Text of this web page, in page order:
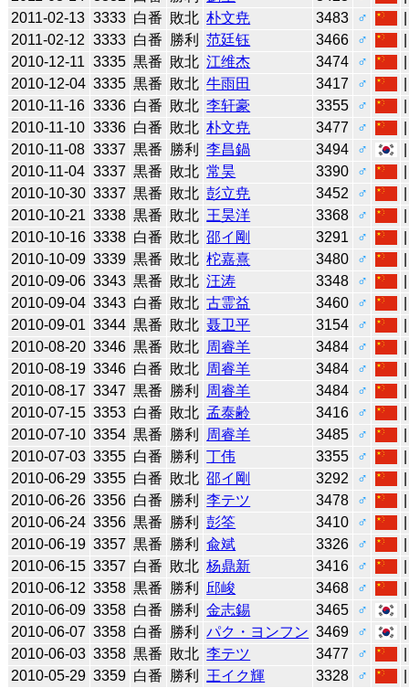
2011-02-13 3333 白番 敗北 朴文尭 3483 ♂
2011-02-12 3333 白番 勝利 范廷钰 3466 ♂
2010-12-11 3335 黒番 敗北 江维杰 3474 ♂
2010-12-04 3335 黒番 敗北 牛雨田 3417 ♂
2010-11-16 3336 白番 敗北 李轩豪 3355 ♂
2010-11-10 3336 白番 敗北 朴文尭 3477 ♂
2010-11-08 3337 黒番 勝利 李昌鍋 3494 ♂
2010-11-04 3337 黒番 敗北 常昊 3390 ♂
2010-10-30 3337 黒番 敗北 彭立尭 3452 ♂
2010-10-21 3338 黒番 敗北 王昊洋 3368 ♂
2010-10-16 3338 白番 敗北 邵イ剛 3291 ♂
2010-10-09 3339 黒番 敗北 柁嘉熹 3480 ♂
2010-09-06 3343 黒番 敗北 汪涛 3348 ♂
2010-09-04 3343 白番 敗北 古霊益 3460 ♂
2010-09-01 3344 黒番 敗北 聂卫平 3154 ♂
2010-08-20 3346 黒番 敗北 周睿羊 3484 ♂
2010-08-19 3346 白番 敗北 周睿羊 3484 ♂
2010-08-17 3347 黒番 勝利 周睿羊 3484 ♂
2010-07-15 3353 白番 敗北 孟泰齢 3416 ♂
2010-07-10 3354 黒番 勝利 周睿羊 3485 ♂
2010-07-03 3355 白番 勝利 丁伟 3355 ♂
2010-06-29 3355 白番 敗北 邵イ剛 3292 ♂
2010-06-26 3356 白番 勝利 李テツ 3478 ♂
2010-06-24 3356 黒番 勝利 彭筌 3410 ♂
2010-06-19 3357 黒番 勝利 兪斌 3326 ♂
2010-06-15 3357 白番 敗北 杨鼎新 3416 ♂
2010-06-12 3358 黒番 勝利 邱峻 3468 ♂
2010-06-09 3358 白番 勝利 金志錫 3465 ♂
2010-06-07 3358 白番 勝利 パク・ヨンフン 3469 ♂
2010-06-03 3358 黒番 敗北 李テツ 3477 ♂
2010-05-29 3359 白番 勝利 王イク輝 3328 ♂